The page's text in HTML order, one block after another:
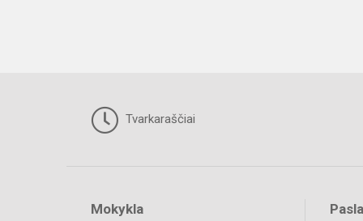
Tvarkaraščiai
Mokykla